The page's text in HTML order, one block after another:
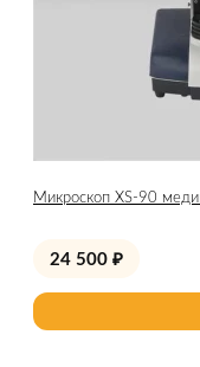
Микроскоп XS-90
24 500 ₽